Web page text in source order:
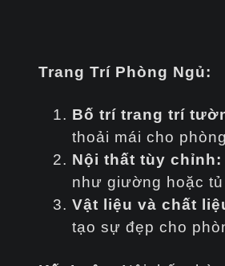
Trang Trí Phòng Ngủ:
Bố trí trang trí
thoải mái cho
Nội thất tùy chỉnh:
như giường hoặc
Vật liệu và chất
tạo sự đẹp cho